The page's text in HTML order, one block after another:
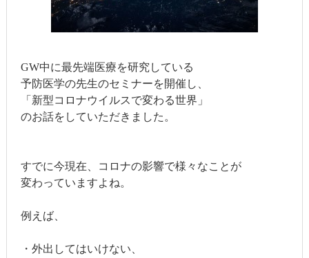
GW中に最先端医療を研究している
予防医学の先生のセミナーを開催し、
「新型コロナウイルスで変わる世界」
のお話をしていただきました。
すでに今現在、コロナの影響で様々なことが
変わっていますよね。
例えば、
・外出してはいけない、